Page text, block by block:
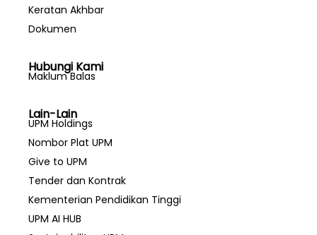
Keratan Akhbar
Dokumen
Hubungi Kami
Maklum Balas
Lain-Lain
UPM Holdings
Nombor Plat UPM
Give to UPM
Tender dan Kontrak
Kementerian Pendidikan Tinggi
UPM AI HUB